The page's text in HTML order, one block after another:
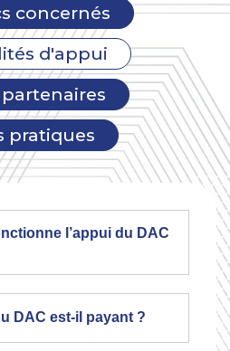
concernés
d'appui
partenaires
pratiques
l’appui du DAC
DAC est-il payant ?